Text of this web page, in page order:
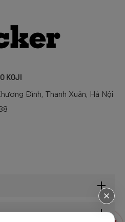
KOJI
Đình, Thanh Xuân, Hà Nội